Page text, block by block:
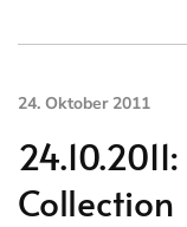
24. Oktober 2011
Collection